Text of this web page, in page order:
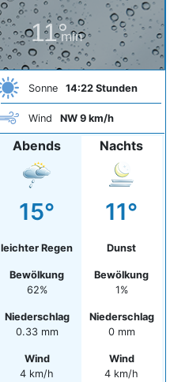
11°
min
Sonne 14:22 Stunden
Wind NW 9 km/h
Abends
15°
leichter Regen
Bewölkung
62%
Niederschlag
0.33 mm
Wind
4 km/h
Nachts
11°
Dunst
Bewölkung
1%
Niederschlag
0 mm
Wind
4 km/h